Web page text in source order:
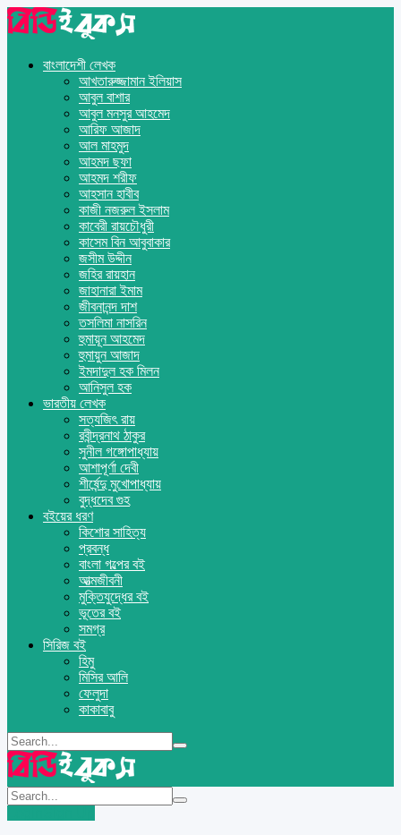
বাংলাদেশী লেখক
আখতারুজ্জামান ইলিয়াস
আবুল বাশার
আবুল মনসুর আহমেদ
আরিফ আজাদ
আল মাহমুদ
আহমদ ছফা
আহমদ শরীফ
আহসান হাবীব
কাজী নজরুল ইসলাম
কাবেরী রায়চৌধুরী
কাসেম বিন আবুবাকার
জসীম উদ্দীন
জহির রায়হান
জাহানারা ইমাম
জীবনানন্দ দাশ
তসলিমা নাসরিন
হুমায়ূন আহমেদ
হুমায়ুন আজাদ
ইমদাদুল হক মিলন
আনিসুল হক
ভারতীয় লেখক
সত্যজিৎ রায়
রবীন্দ্রনাথ ঠাকুর
সুনীল গঙ্গোপাধ্যায়
আশাপূর্ণা দেবী
শীর্ষেন্দু মুখোপাধ্যায়
বুদ্ধদেব গুহ
বইয়ের ধরণ
কিশোর সাহিত্য
প্রবন্ধ
বাংলা গল্পের বই
আত্মজীবনী
মুক্তিযুদ্ধের বই
ভূতের বই
সমগ্র
সিরিজ বই
হিমু
মিসির আলি
ফেলুদা
কাকাবাবু